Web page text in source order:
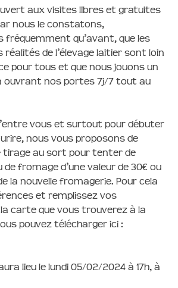
aux visites libres et gratuites
nous le constatons,
fréquemment qu’avant, que les
de l’élevage laitier sont loin
pour tous et que nous jouons un
ouvrant nos portes 7j/7 tout au
vous et surtout pour débuter
nous vous proposons de
au sort pour tenter de
fromage d’une valeur de 30€ ou
la nouvelle fromagerie. Pour cela
et remplissez vos
carte que vous trouverez à la
pouvez télécharger ici :
lieu le lundi 05/02/2024 à 17h, à